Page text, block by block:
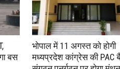
बस
भोपाल में 11 अगस्त को होगी
मध्यप्रदेश कांग्रेस की PAC